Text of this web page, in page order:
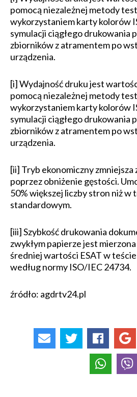
pomocą niezależnej metody
wykorzystaniem karty kolorów
symulacji ciągłego drukowania
zbiorników z atramentem po
urządzenia.
[i] Wydajność druku jest
pomocą niezależnej metody
wykorzystaniem karty kolorów
symulacji ciągłego drukowania
zbiorników z atramentem po
urządzenia.
[ii] Tryb ekonomiczny
poprzez obniżenie gęstości.
50% większej liczby stron niż w
standardowym.
[iii] Szybkość drukowania
zwykłym papierze jest
średniej wartości ESAT w
według normy ISO/IEC 24734.
źródło: agdrtv24.pl